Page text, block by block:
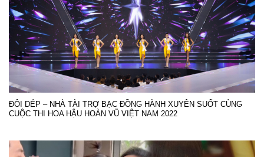
ĐÔI DÉP – NHÀ TÀI TRỢ BẠC ĐỒNG HÀNH XUYÊN SUỐT CÙNG
CUỘC THI HOA HẬU HOÀN VŨ VIỆT NAM 2022